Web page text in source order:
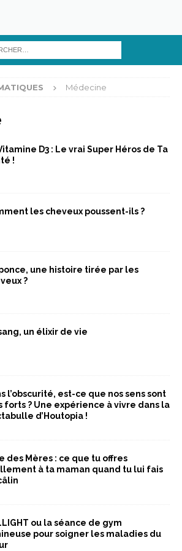
Médecine
D3 : Le vrai Super Héros de Ta
!
les cheveux poussent-ils ?
une histoire tirée par les
?
un élixir de vie
l’obscurité, est-ce que nos sens sont
forts ? Une expérience à vivre dans la
d’Houtopia !
des Mères : ce que tu offres
à ta maman quand tu lui fais
ou la séance de gym
pour soigner les maladies du